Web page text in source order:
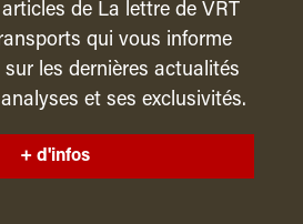
de La lettre de VRT
qui vous informe
les dernières actualités
et ses exclusivités.
+ d'infos